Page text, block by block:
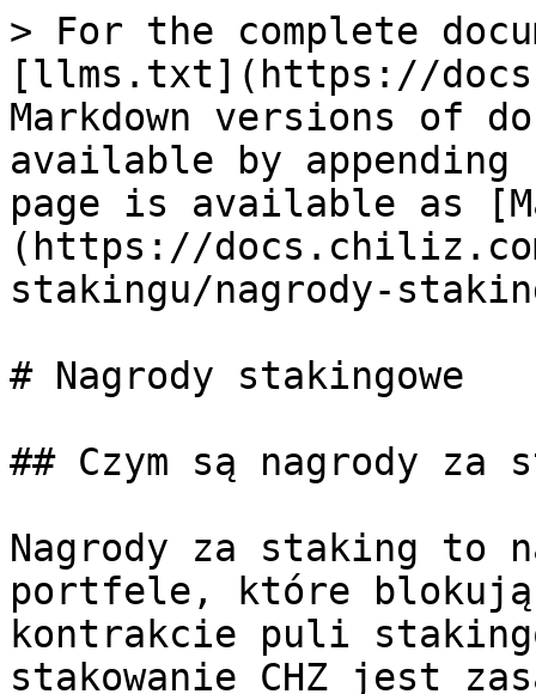
> For the complete
[llms.txt](https://
Markdown versions of
available by
page is available as
(https://
stakingu/nagrody-
# Nagrody stakingowe
## Czym są nagrody za
Nagrody za staking to
portfele, które blokują
kontrakcie puli
stakowanie CHZ jest